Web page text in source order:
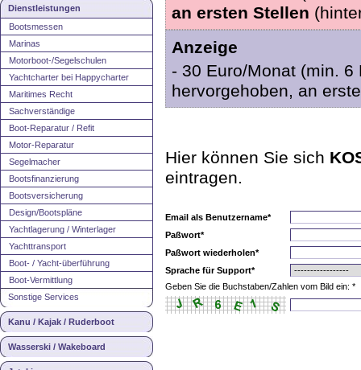
Dienstleistungen
Bootsmessen
Marinas
Motorboot-/Segelschulen
Yachtcharter bei Happycharter
Maritimes Recht
Sachverständige
Boot-Reparatur / Refit
Motor-Reparatur
Segelmacher
Bootsfinanzierung
Bootsversicherung
Design/Bootspläne
Yachtlagerung / Winterlager
Yachttransport
Boot- / Yacht-überführung
Boot-Vermittlung
Sonstige Services
Kanu / Kajak / Ruderboot
Wasserski / Wakeboard
an ersten Stellen
Anzeige
- 30 Euro/Monat (min.
hervorgehoben, an
Hier können Sie sich
eintragen.
Email als Benutzername*
Paßwort*
Paßwort wiederholen*
Sprache für Support*
Geben Sie die Buchstaben/Zahlen vom Bild ein: *